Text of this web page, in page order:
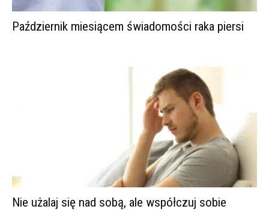
Październik miesiącem świadomości raka piersi
Nie użalaj się nad sobą, ale współczuj sobie